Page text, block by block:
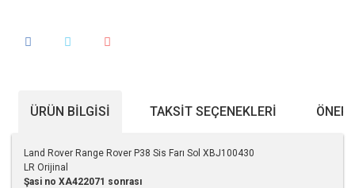
ÜRÜN BILGISI TAKSIT SEÇENEKLERI
Land Rover Range Rover P38 Sis Farı Sol XBJ100430
LR Orijinal
Şasi no XA422071 sonrası